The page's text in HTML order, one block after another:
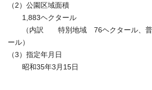
（2）公園区域面積
1,883ヘクタール
（内訳 特別地域 76ヘクタール、普
ール）
（3）指定年月日
昭和35年3月15日